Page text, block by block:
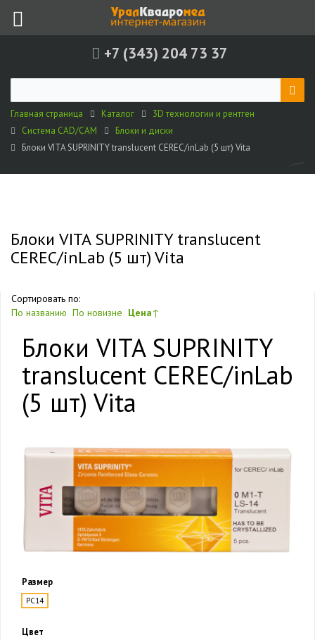
+7 (343) 204 73 37
Главная страница Каталог
3D технологии и рентген
Система CAD/CAM
Блоки и диски
Блоки VITA SUPRINITY translucent CEREC/inLab (5 шт) Vita
Блоки VITA SUPRINITY translucent
CEREC/inLab (5 шт) Vita
Сортировать по:
По названию По новизне Цена↑
Блоки VITA SUPRINITY
translucent CEREC/inLab
(5 шт) Vita
Размер
PC14
Цвет